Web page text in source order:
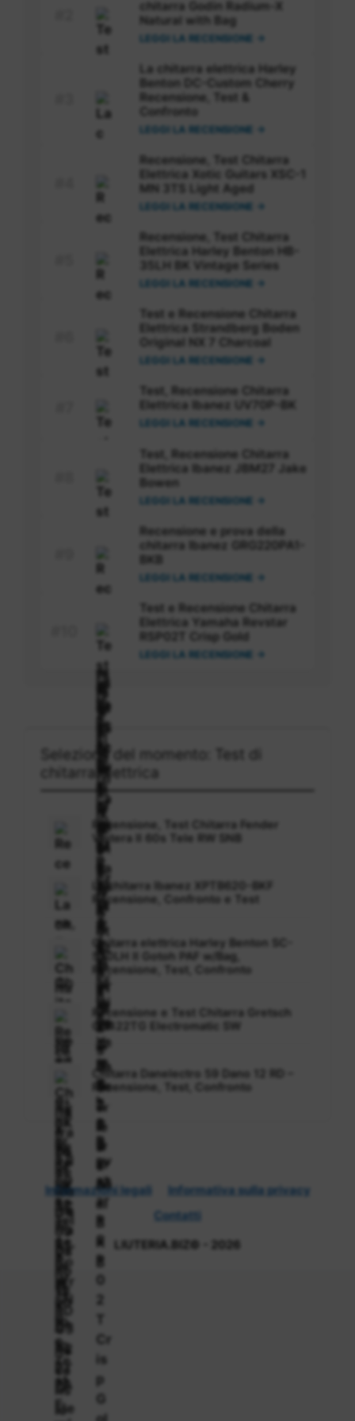
chitarra Godin Radium-X
Natural with Bag
LEGGI LA RECENSIONE →
La chitarra elettrica Harley
Benton DC-Custom Cherry
Recensione, Test &
Confronto
LEGGI LA RECENSIONE →
Recensione, Test Chitarra
Elettrica Xotic Guitars XSC-1
MN 3TS Light Aged
LEGGI LA RECENSIONE →
Recensione, Test Chitarra
Elettrica Harley Benton HB-
35LH BK Vintage Series
LEGGI LA RECENSIONE →
Test e Recensione Chitarra
Elettrica Strandberg Boden
Original NX 7 Charcoal
LEGGI LA RECENSIONE →
Test, Recensione Chitarra
Elettrica Ibanez UV70P-BK
LEGGI LA RECENSIONE →
Test, Recensione Chitarra
Elettrica Ibanez JBM27 Jake
Bowen
LEGGI LA RECENSIONE →
Recensione e prova della
chitarra Ibanez GRG220PA1-
BKB
LEGGI LA RECENSIONE →
Test e Recensione Chitarra
Elettrica Yamaha Revstar
RSP02T Crisp Gold
LEGGI LA RECENSIONE →
Selezione del momento: Test di
chitarra elettrica
Recensione, Test Chitarra Fender
Vintera II 60s Tele RW SNB
La chitarra Ibanez XPTB620-BKF
Recensione, Confronto e Test
Chitarra elettrica Harley Benton SC-
550LH II Gotoh PAF w/Bag,
Recensione, Test, Confronto
Recensione e Test Chitarra Gretsch
G5422TG Electromatic SW
Chitarra Danelectro 59 Dano 12 RD –
Recensione, Test, Confronto
Informazioni legali
Informativa sulla privacy
Contatti
LIUTERIA.BIZ© - 2026